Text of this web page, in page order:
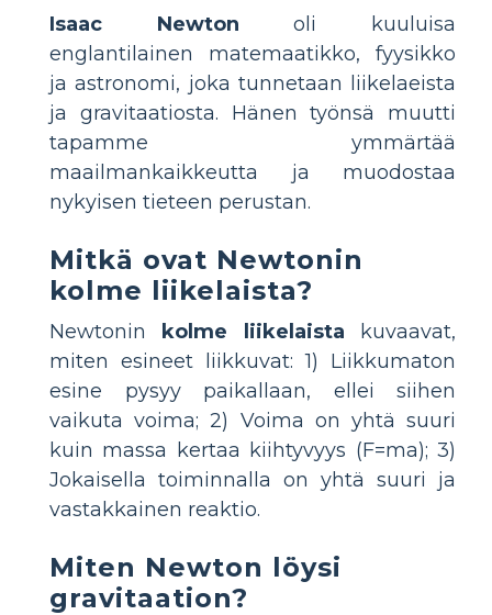
Isaac Newton oli kuuluisa
englantilainen matemaatikko, fyysikko
ja astronomi, joka tunnetaan liikelaeista
ja gravitaatiosta. Hänen työnsä muutti
tapamme ymmärtää
maailmankaikkeutta ja muodostaa
nykyisen tieteen perustan.
Mitkä ovat Newtonin
kolme liikelaista?
Newtonin kolme liikelaista kuvaavat,
miten esineet liikkuvat: 1) Liikkumaton
esine pysyy paikallaan, ellei siihen
vaikuta voima; 2) Voima on yhtä suuri
kuin massa kertaa kiihtyvyys (F=ma); 3)
Jokaisella toiminnalla on yhtä suuri ja
vastakkainen reaktio.
Miten Newton löysi
gravitaation?